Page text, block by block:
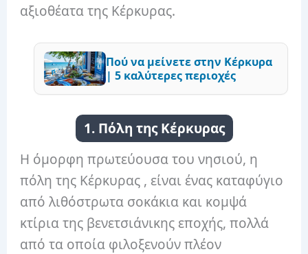
αξιοθέατα της Κέρκυρας.
Πού να μείνετε στην Κέρκυρα
| 5 καλύτερες περιοχές
1. Πόλη της Κέρκυρας
Η όμορφη πρωτεύουσα του νησιού, η
πόλη της Κέρκυρας , είναι ένας καταφύγιο
από λιθόστρωτα σοκάκια και κομψά
κτίρια της βενετσιάνικης εποχής, πολλά
από τα οποία φιλοξενούν πλέον